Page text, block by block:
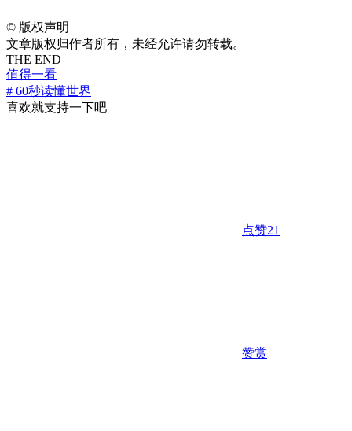
© 版权声明
文章版权归作者所有，未经允许请勿转载。
THE END
值得一看
# 60秒读懂世界
喜欢就支持一下吧
点赞21
赞赏